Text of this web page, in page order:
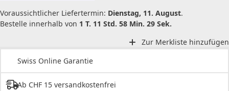
Voraussichtlicher Liefertermin: Dienstag, 11. August.
Bestelle innerhalb von 1 T. 11 Std. 58 Min. 29 Sek.
Zur Merkliste hinzufügen
Swiss Online Garantie
Ab CHF 15 versandkostenfrei